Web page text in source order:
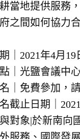
當地提供服務
之間如何協力
｜2021年4月19
｜光鹽會議中
｜免費參加，
截止日期｜
對象|於新南向